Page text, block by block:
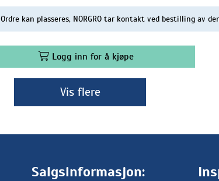
Ordre kan plasseres, NORGRO tar kontakt ved bestilling av
Logg inn for å kjøpe
Vis flere
Salgsinformasjon: